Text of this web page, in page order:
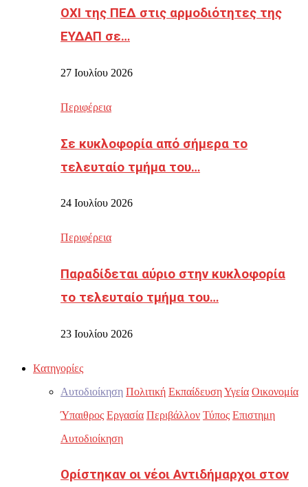
ΟΧΙ της ΠΕΔ στις αρμοδιότητες της
ΕΥΔΑΠ σε…
27 Ιουλίου 2026
Περιφέρεια
Σε κυκλοφορία από σήμερα το
τελευταίο τμήμα του…
24 Ιουλίου 2026
Περιφέρεια
Παραδίδεται αύριο στην κυκλοφορία
το τελευταίο τμήμα του…
23 Ιουλίου 2026
Κατηγορίες
Αυτοδιοίκηση Πολιτική ΕκπαίδευσηΥγεία Οικονομία
Ύπαιθρος Εργασία Περιβάλλον Τύπος Επιστημη
Αυτοδιοίκηση
Ορίστηκαν οι νέοι Αντιδήμαρχοι στον